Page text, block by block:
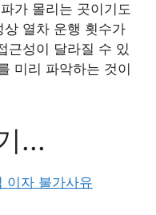
가 몰리는 곳이기도
열차 운행 횟수가
근성이 달라질 수 있
미리 파악하는 것이
...
이자 불가사유